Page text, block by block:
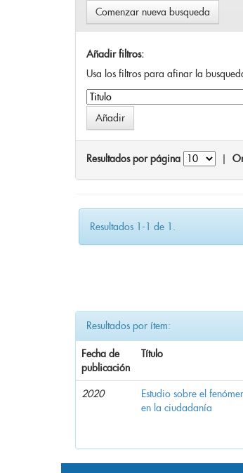
Comenzar nueva busqueda
Añadir filtros:
Usa los filtros para afinar la
Resultados por página
Resultados 1-1 de 1.
Resultados por ítem:
Fecha de
publicación
Título
2020
Estudio sobre el
en la ciudadanía